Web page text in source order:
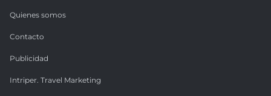
Quienes somos
Contacto
Publicidad
Intriper. Travel Marketing